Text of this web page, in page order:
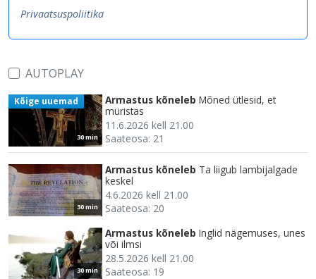
Privaatsuspoliitika
AUTOPLAY
30 min
Kõige uuemad Armastus kõneleb Mõned ütlesid, et
müristas
11.6.2026 kell 21.00
Saateosa: 21
30 min
Armastus kõneleb Ta liigub lambijalgade
keskel
4.6.2026 kell 21.00
Saateosa: 20
30 min
Armastus kõneleb Inglid nägemuses, unes
või ilmsi
28.5.2026 kell 21.00
Saateosa: 19